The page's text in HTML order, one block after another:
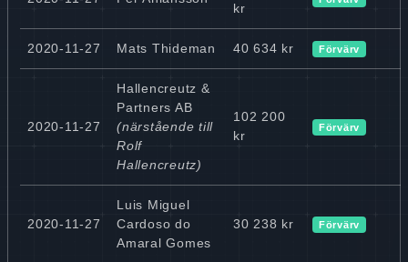
kr
2020-11-27 Mats Thideman 40 634 kr Förvärv
2020-11-27
Hallencreutz &
Partners AB
(närstående till
Rolf
Hallencreutz)
102 200
kr
Förvärv
2020-11-27
Luis Miguel
Cardoso do
Amaral Gomes
30 238 kr Förvärv